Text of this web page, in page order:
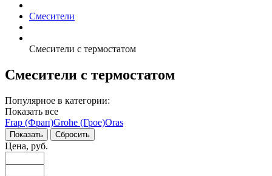
Смесители
Смесители с термостатом
Смесители с термостатом
Популярное в категории:
Показать все
Frap (Фрап)Grohe (Грое)Oras
Цена, руб.